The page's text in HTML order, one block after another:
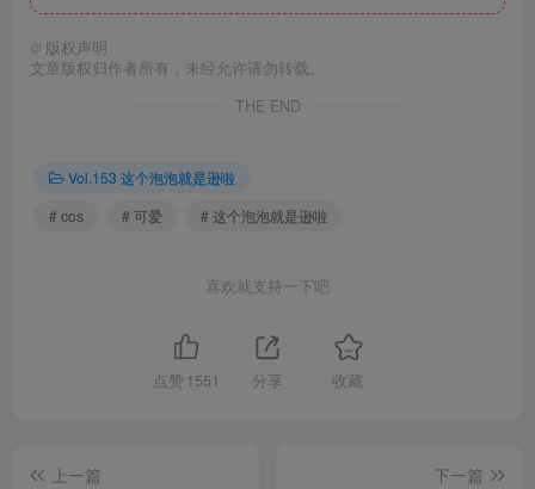
© 版权声明
文章版权归作者所有，未经允许请勿转载。
THE END
Vol.153 这个泡泡就是逊啦
# cos
# 可爱 # 这个泡泡就是逊啦
喜欢就支持一下吧
点赞 1551 分享 收藏
上一篇
下一篇